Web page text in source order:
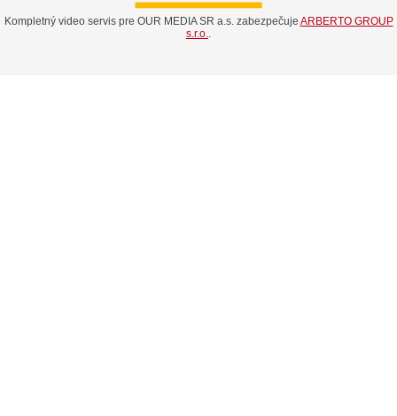
Kompletný video servis pre OUR MEDIA SR a.s. zabezpečuje ARBERTO GROUP
s.r.o..